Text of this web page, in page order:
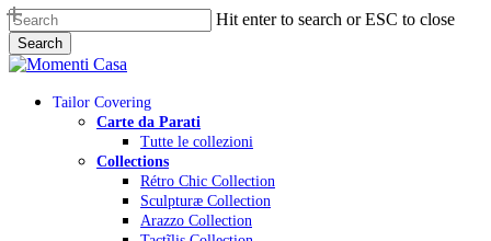
Skip
to
main
content
Hit enter to search or ESC to close
Search
Close
Menu
Tailor Covering
Carte da Parati
Tutte le collezioni
Collections
Rétro Chic Collection
Sculpturæ Collection
Arazzo Collection